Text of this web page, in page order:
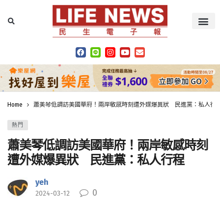
Home 蕭美琴低調訪美國華府！兩岸敏感時刻遭外媒爆異狀 民進黨：私人行
熱門
蕭美琴低調訪美國華府！兩岸敏感時刻
遭外媒爆異狀 民進黨：私人行程
yeh
2024-03-12 0